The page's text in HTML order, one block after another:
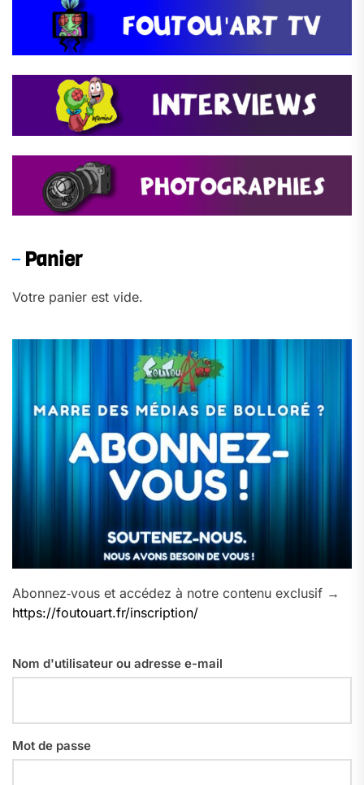
Panier
Votre panier est vide.
Abonnez‑vous et accédez à notre contenu exclusif →
https://foutouart.fr/inscription/
Nom d'utilisateur ou adresse e-mail
Mot de passe